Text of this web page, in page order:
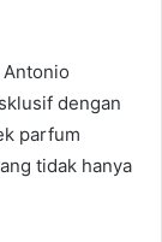
dengan
parfum
tidak hanya